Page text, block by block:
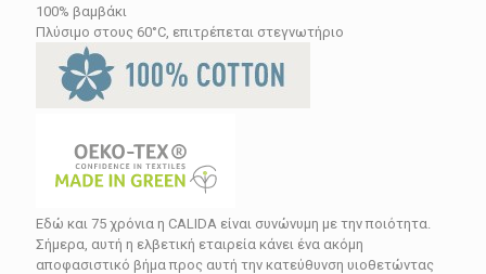
100% βαμβάκι
Πλύσιμο στους 60°C, επιτρέπεται στεγνωτήριο
Εδώ και 75 χρόνια η CALIDA είναι συνώνυμη με την ποιότητα.
Σήμερα, αυτή η ελβετική εταιρεία κάνει ένα ακόμη
αποφασιστικό βήμα προς αυτή την κατεύθυνση υιοθετώντας